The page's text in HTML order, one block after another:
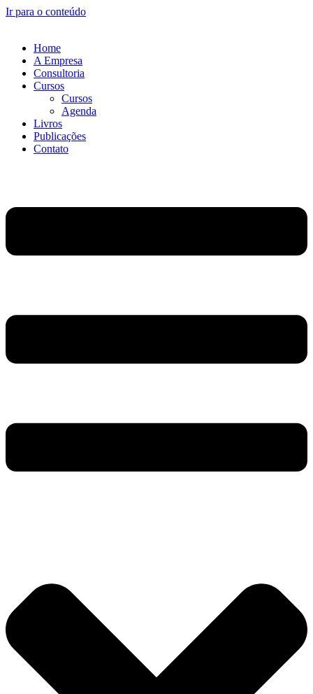
Ir para o conteúdo
Home
A Empresa
Consultoria
Cursos
Cursos
Agenda
Livros
Publicações
Contato